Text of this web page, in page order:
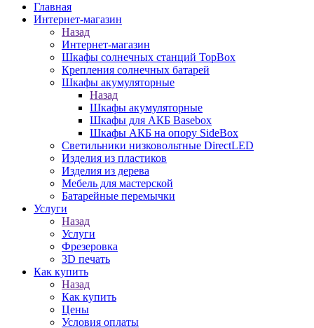
Главная
Интернет-магазин
Назад
Интернет-магазин
Шкафы солнечных станций TopBox
Крепления солнечных батарей
Шкафы акумуляторные
Назад
Шкафы акумуляторные
Шкафы для АКБ Basebox
Шкафы АКБ на опору SideBox
Светильники низковольтные DirectLED
Изделия из пластиков
Изделия из дерева
Мебель для мастерской
Батарейные перемычки
Услуги
Назад
Услуги
Фрезеровка
3D печать
Как купить
Назад
Как купить
Цены
Условия оплаты